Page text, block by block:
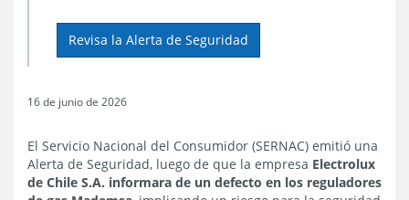
Revisa la Alerta de Seguridad
16 de junio de 2026
El Servicio Nacional del Consumidor (SERNAC) emitió una
Alerta de Seguridad, luego de que la empresa Electrolux
de Chile S.A. informara de un defecto en los reguladores